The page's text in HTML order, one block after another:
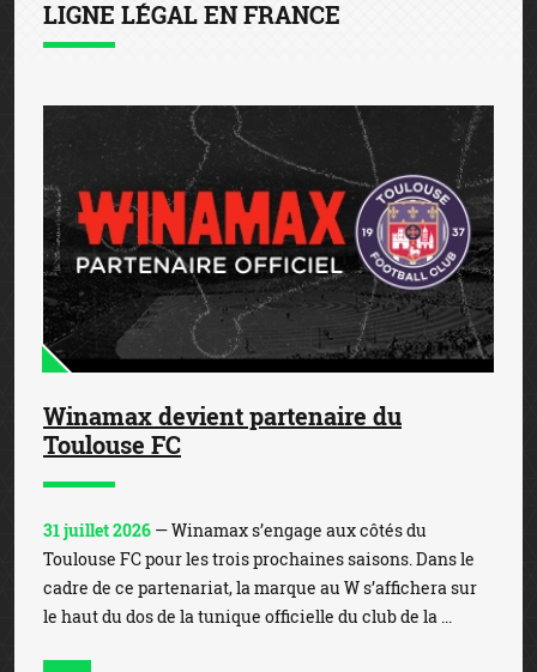
LIGNE LÉGAL EN FRANCE
Winamax devient partenaire du
Toulouse FC
31 juillet 2026 — Winamax s’engage aux côtés du
Toulouse FC pour les trois prochaines saisons. Dans le
cadre de ce partenariat, la marque au W s’affichera sur
le haut du dos de la tunique officielle du club de la ...